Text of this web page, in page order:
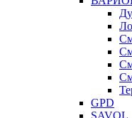
GPD
SAVOL